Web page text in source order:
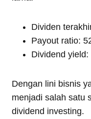
Dividen
Payout ratio:
Dividend yield:
Dengan lini bisnis
menjadi salah satu
dividend investing.